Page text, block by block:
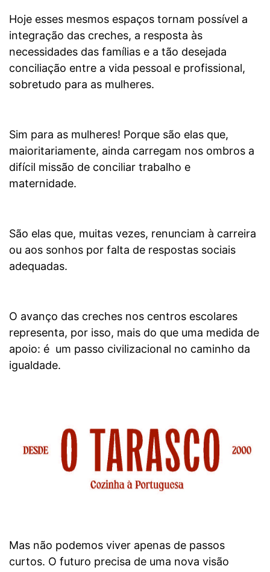
Hoje esses mesmos espaços tornam possível a
integração das creches, a resposta às
necessidades das famílias e a tão desejada
conciliação entre a vida pessoal e profissional,
sobretudo para as mulheres.
Sim para as mulheres! Porque são elas que,
maioritariamente, ainda carregam nos ombros a
difícil missão de conciliar trabalho e
maternidade.
São elas que, muitas vezes, renunciam à carreira
ou aos sonhos por falta de respostas sociais
adequadas.
O avanço das creches nos centros escolares
representa, por isso, mais do que uma medida de
apoio: é um passo civilizacional no caminho da
igualdade.
Mas não podemos viver apenas de passos
curtos. O futuro precisa de uma nova visão